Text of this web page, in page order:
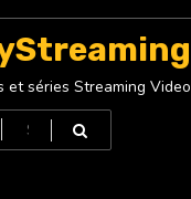
et séries Streaming Video